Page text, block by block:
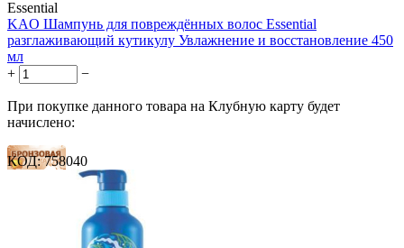
Essential
KAO Шампунь для повреждённых волос Essential
разглаживающий кутикулу Увлажнение и восстановление 450
мл
+
−
При покупке данного товара на Клубную карту будет
начислено:
11 баллов
17 баллов
КОД: 758040